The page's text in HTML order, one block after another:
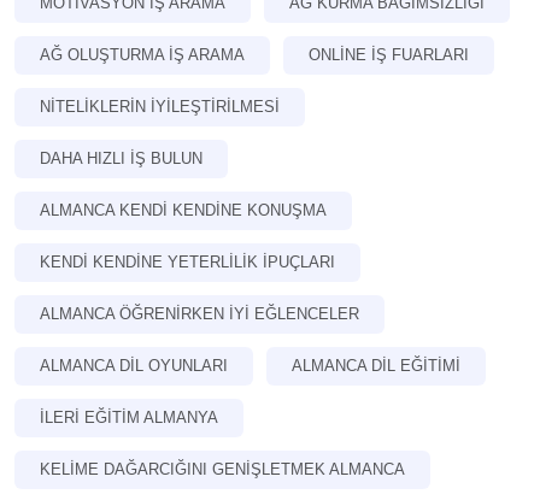
AĞ OLUŞTURMA İŞ ARAMA ONLINE İŞ FUARLARI
NITELIKLERIN IYILEŞTIRILMESI
DAHA HIZLI IŞ BULUN
ALMANCA KENDI KENDINE KONUŞMA
KENDI KENDINE YETERLILIK IPUÇLARI
ALMANCA ÖĞRENIRKEN IYI EĞLENCELER
ALMANCA DIL OYUNLARI ALMANCA DIL EĞITIMI
İLERI EĞITIM ALMANYA
KELIME DAĞARCIĞINI GENIŞLETMEK ALMANCA